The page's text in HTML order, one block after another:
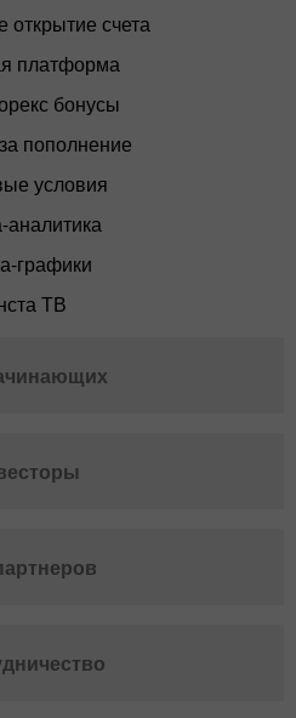
открытие счета
платформа
бонусы
пополнение
условия
аналитика
графики
ТВ